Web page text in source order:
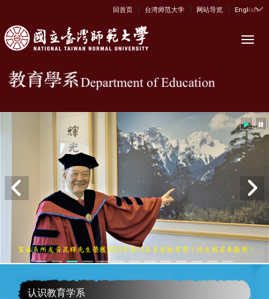
:::
回首页 | 台湾师范大学 | 网站导览 | English
认识教育学系